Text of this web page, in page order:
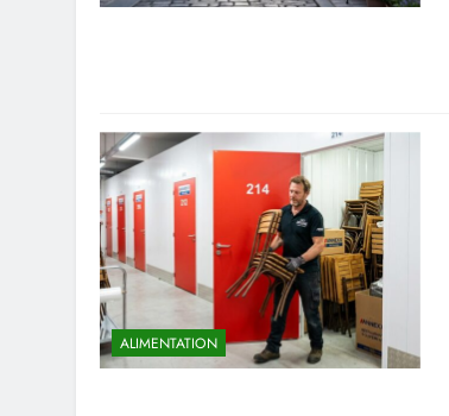
ALIMENTATION